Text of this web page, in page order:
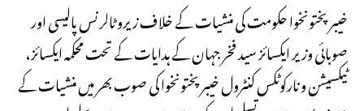
خیبر پختونخوا حکومت کی منشیات کے خلاف زیرو ٹالرنس پالیسی اور
صوبائی وزیر ایکسائز سید فخر جہان کے ہدایات کے تحت محکمہ ایکسائز،
ٹیکسیشن و نارکوٹکس کنٹرول خیبرپختونخوا کی صوب بھر میں منشیات کے